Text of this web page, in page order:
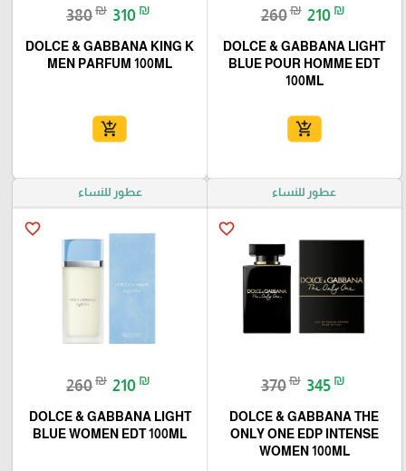
260₪ 210 ₪
DOLCE & GABBANA LIGHT
BLUE POUR HOMME EDT
100ML
add_shopping_cart
380₪ 310 ₪
DOLCE & GABBANA KING K
MEN PARFUM 100ML
add_shopping_cart
عطور للنساء
favorite_border
370₪ 345 ₪
DOLCE & GABBANA THE
ONLY ONE EDP INTENSE
WOMEN 100ML
عطور للنساء
favorite_border
260₪ 210 ₪
DOLCE & GABBANA LIGHT
BLUE WOMEN EDT 100ML